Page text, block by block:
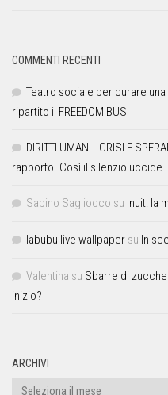
COMMENTI RECENTI
Teatro sociale per curare
ripartito il FREEDOM BUS
DIRITTI UMANI - CRISI E
rapporto. Così il silenzio uccide
Sabino Sagliocco su Inuit: la
labubu live wallpaper su In
Valentina su Sbarre di
inizio?
ARCHIVI